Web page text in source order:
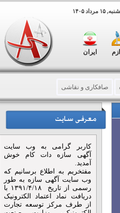
۱۴۰۵
ایران
صافکاری و نقاشی
– دعوتنامه باتری سازی
دست دوم ایرانی
کاربر گرامی به وب سایت
آگهی سازه دات کام خوش
آمدید.
مفتخریم به اطلاع برسانیم که
وب سایت آگهی سازه به طور
رسمی از تاریخ ۱۳۹۱/۴/۱۸ با
دریافت نماد اعتماد الکترونیک
از طرف مرکز توسعه تجارت